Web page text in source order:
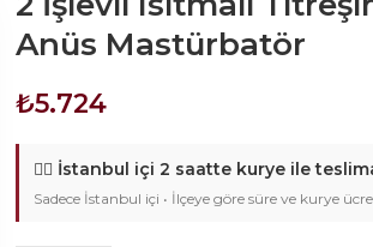
Anüs Mastürbatör
₺5.724
🚴‍♂️ İstanbul içi 2 saatte kurye ile
Sadece İstanbul içi • İlçeye göre süre ve kurye